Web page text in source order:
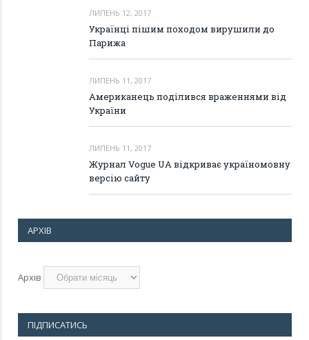
ЛИПЕНЬ 12, 2017
Українці пішим походом вирушили до
Парижа
ЛИПЕНЬ 11, 2017
Американець поділився враженнями від
України
ЛИПЕНЬ 11, 2017
Журнал Vogue UA відкриває україномовну
версію сайту
АРХІВ
Архів
ПІДПИСАТИСЬ